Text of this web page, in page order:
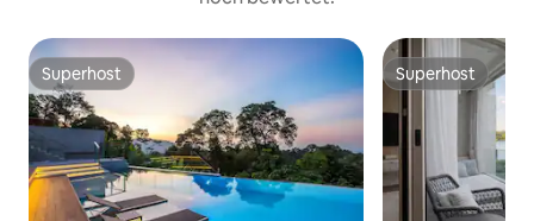
Superhost
Superhost Superhost
Superhost